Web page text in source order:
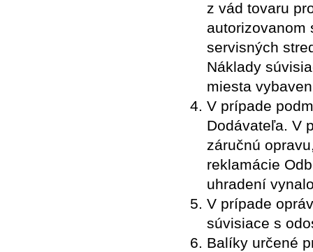
z vád tovaru
autorizovanom
servisných
Náklady
miesta
V prípade
Dodávateľa. V
záručnú
reklamácie
uhradení
V prípade
súvisiace s
Balíky určené